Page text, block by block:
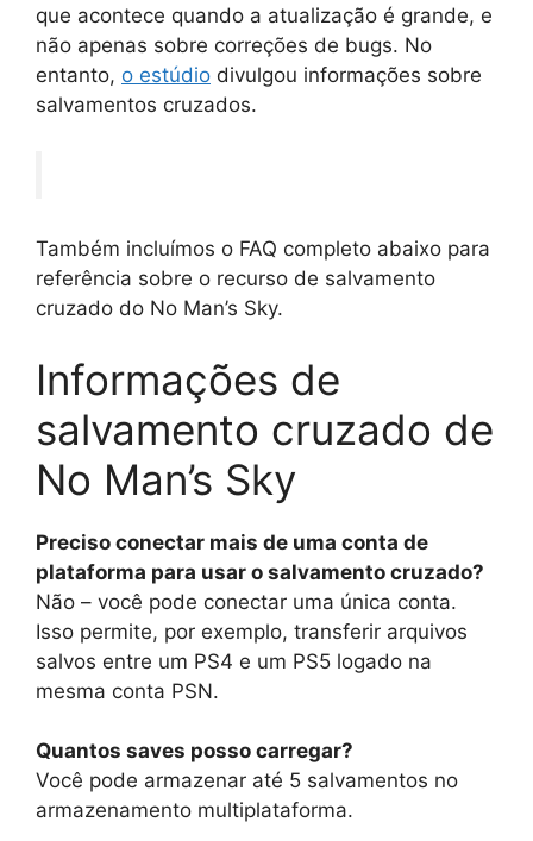
que acontece quando a atualização é grande, e
não apenas sobre correções de bugs. No
entanto, o estúdio divulgou informações sobre
salvamentos cruzados.
Também incluímos o FAQ completo abaixo para
referência sobre o recurso de salvamento
cruzado do No Man’s Sky.
Informações de
salvamento cruzado de
No Man’s Sky
Preciso conectar mais de uma conta de
plataforma para usar o salvamento cruzado?
Não – você pode conectar uma única conta.
Isso permite, por exemplo, transferir arquivos
salvos entre um PS4 e um PS5 logado na
mesma conta PSN.
Quantos saves posso carregar?
Você pode armazenar até 5 salvamentos no
armazenamento multiplataforma.